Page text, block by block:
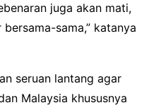
juga akan mati,
sama,” katanya
seruan lantang agar
Malaysia khususnya